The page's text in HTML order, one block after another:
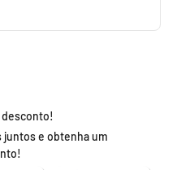
e obtenha um